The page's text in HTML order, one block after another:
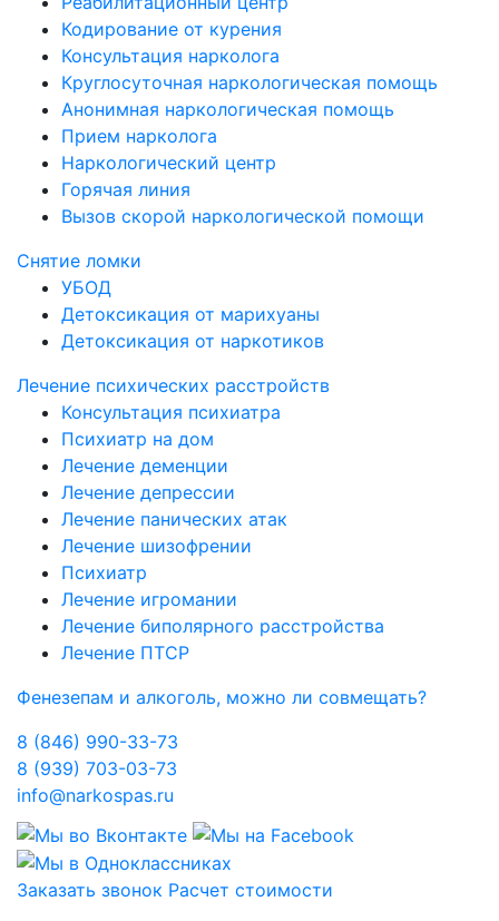
Кодирование от курения
Консультация нарколога
Круглосуточная наркологическая помощь
Анонимная наркологическая помощь
Прием нарколога
Наркологический центр
Горячая линия
Вызов скорой наркологической помощи
Снятие ломки
УБОД
Детоксикация от марихуаны
Детоксикация от наркотиков
Лечение психических расстройств
Консультация психиатра
Психиатр на дом
Лечение деменции
Лечение депрессии
Лечение панических атак
Лечение шизофрении
Психиатр
Лечение игромании
Лечение биполярного расстройства
Лечение ПТСР
Фенезепам и алкоголь, можно ли совмещать?
8 (846) 990-33-73
8 (939) 703-03-73
info@narkospas.ru
Заказать звонок Расчет стоимости